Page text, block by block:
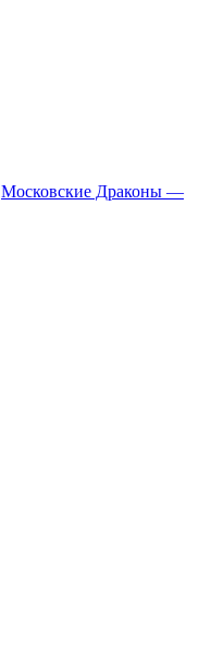
Московские Драконы —